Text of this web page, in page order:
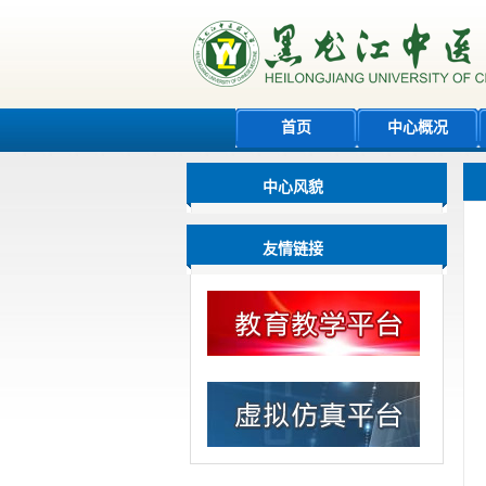
首页 中心概况
中心风貌
友情链接